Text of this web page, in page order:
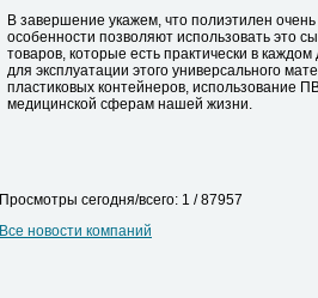
В завершение укажем, что полиэтилен
особенности позволяют использовать это
товаров, которые есть практически в
для эксплуатации этого универсального
пластиковых контейнеров, использование
медицинской сферам нашей жизни.
Просмотры сегодня/всего: 1 / 87957
Все новости компаний